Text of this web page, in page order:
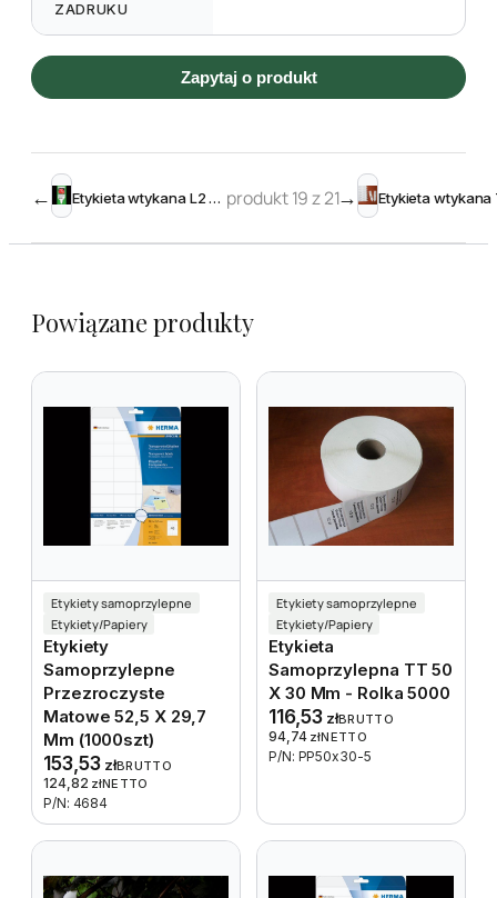
ZADRUKU
Zapytaj o produkt
← Etykieta wtykana L2 66 x 167 mm click (750szt.) produkt 19 z 21→
Powiązane produkty
Etykiety samoprzylepne
Etykiety/Papiery
Etykiety
Samoprzylepne
Przezroczyste
Matowe 52,5 X 29,7
Mm (1000szt)
153,53 złBRUTTO
124,82 złNETTO
P/N: 4684
Etykiety samoprzylepne
Etykiety/Papiery
Etykieta
Samoprzylepna TT 50
X 30 Mm - Rolka 5000
116,53 złBRUTTO
94,74 złNETTO
P/N: PP50x30-5